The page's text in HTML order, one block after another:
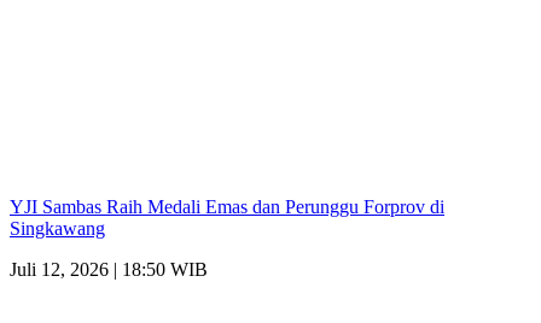
YJI Sambas Raih Medali Emas dan Perunggu Forprov di
Singkawang
Juli 12, 2026 | 18:50 WIB